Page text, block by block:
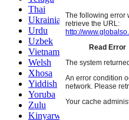
Thai
Ukrainian
Urdu
Uzbek
Vietnamese
Welsh
Xhosa
Yiddish
Yoruba
Zulu
Kinyarwanda